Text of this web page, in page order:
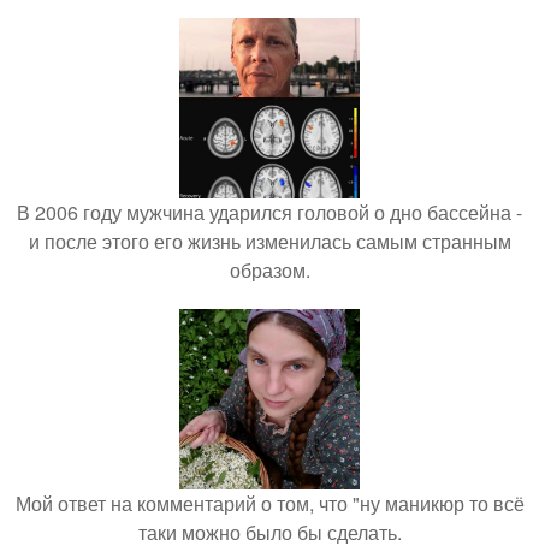
В 2006 году мужчина ударился головой о дно бассейна -
и после этого его жизнь изменилась самым странным
образом.
Мой ответ на комментарий о том, что "ну маникюр то всё
таки можно было бы сделать.